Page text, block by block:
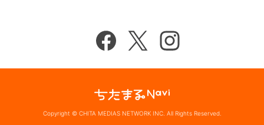
Copyright © CHITA MEDIAS NETWORK INC. All Rights Reserved.